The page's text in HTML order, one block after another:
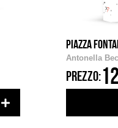
PIAZZA
Antonella
PREZZO: